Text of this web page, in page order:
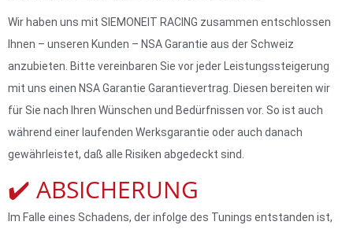
Wir haben uns mit SIEMONEIT RACING zusammen entschlossen
Ihnen – unseren Kunden – NSA Garantie aus der Schweiz
anzubieten. Bitte vereinbaren Sie vor jeder Leistungssteigerung
mit uns einen NSA Garantie Garantievertrag. Diesen bereiten wir
für Sie nach Ihren Wünschen und Bedürfnissen vor. So ist auch
während einer laufenden Werksgarantie oder auch danach
gewährleistet, daß alle Risiken abgedeckt sind.
✔️ ABSICHERUNG
Im Falle eines Schadens, der infolge des Tunings entstanden ist,